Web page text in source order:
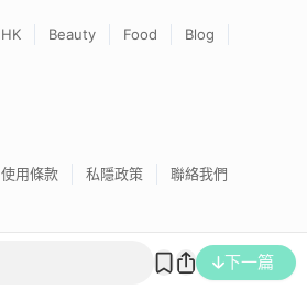
下一篇
HK Beauty Food
Blog
使用條款 私隱政策 聯絡我們